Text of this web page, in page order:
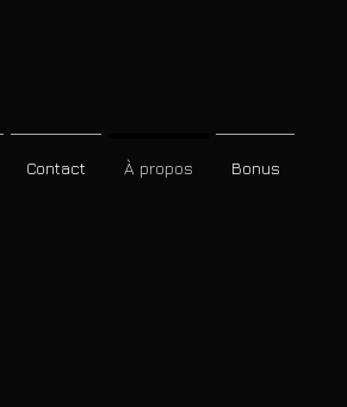
Contact À propos Bonus
TRUCS "